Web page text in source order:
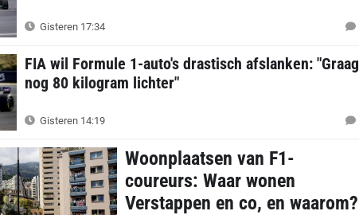
Gisteren 17:34
FIA wil Formule 1-auto's drastisch afslanken: "Graag
nog 80 kilogram lichter"
Gisteren 14:19
Woonplaatsen van F1-
coureurs: Waar wonen
Verstappen en co, en waarom?